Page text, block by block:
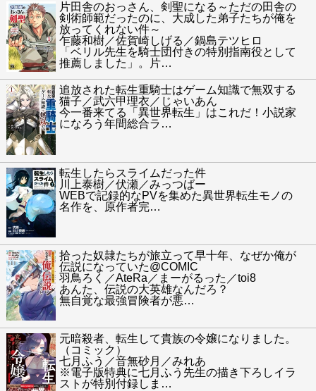
片田舎のおっさん、剣聖になる～ただの田舎の
剣術師範だったのに、大成した弟子たちが俺を
放ってくれない件～
乍藤和樹／佐賀崎しげる／鍋島テツヒロ
「ベリル先生を騎士団付きの特別指南役として
推薦しました」。片…
追放された転生重騎士はゲーム知識で無双する
猫子／武六甲理衣／じゃいあん
今一番来てる「異世界転生」はこれだ！小説家
になろう年間総合ラ …
転生したらスライムだった件
川上泰樹／伏瀬／みっつばー
WEBで記録的なPVを集めた異世界転生モノの
名作を、原作者完…
拾った奴隷たちが旅立って早十年、なぜか俺が
伝説になっていた@COMIC
羽鳥ろく／AteRa／まーがるった／toi8
あんた、伝説の大英雄なんだろ？
無自覚な最強冒険者が悪…
元暗殺者、転生して貴族の令嬢になりました。
（コミック）
七月ふう／音無砂月／みれあ
※電子版特典に七月ふう先生の描き下ろしイラ
ストが特別付録しま …